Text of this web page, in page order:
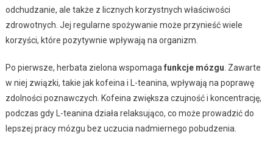
odchudzanie, ale także z licznych korzystnych właściwości
zdrowotnych. Jej regularne spożywanie może przynieść wiele
korzyści, które pozytywnie wpływają na organizm.
Po pierwsze, herbata zielona wspomaga funkcje mózgu . Zawarte
w niej związki, takie jak kofeina i L-teanina, wpływają na poprawę
zdolności poznawczych. Kofeina zwiększa czujność i koncentrację,
podczas gdy L-teanina działa relaksująco, co może prowadzić do
lepszej pracy mózgu bez uczucia nadmiernego pobudzenia.